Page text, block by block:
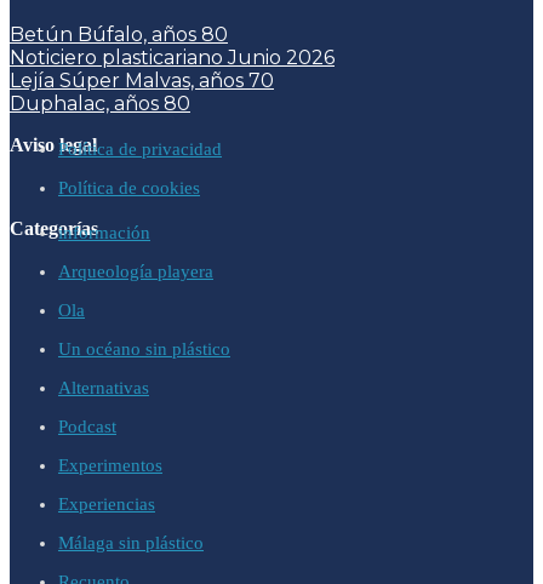
Betún Búfalo, años 80
Noticiero plasticariano Junio 2026
Lejía Súper Malvas, años 70
Duphalac, años 80
Aviso legalPolítica de privacidad
Política de cookies
Categoríasinformación
Arqueología playera
Ola
Un océano sin plástico
Alternativas
Podcast
Experimentos
Experiencias
Málaga sin plástico